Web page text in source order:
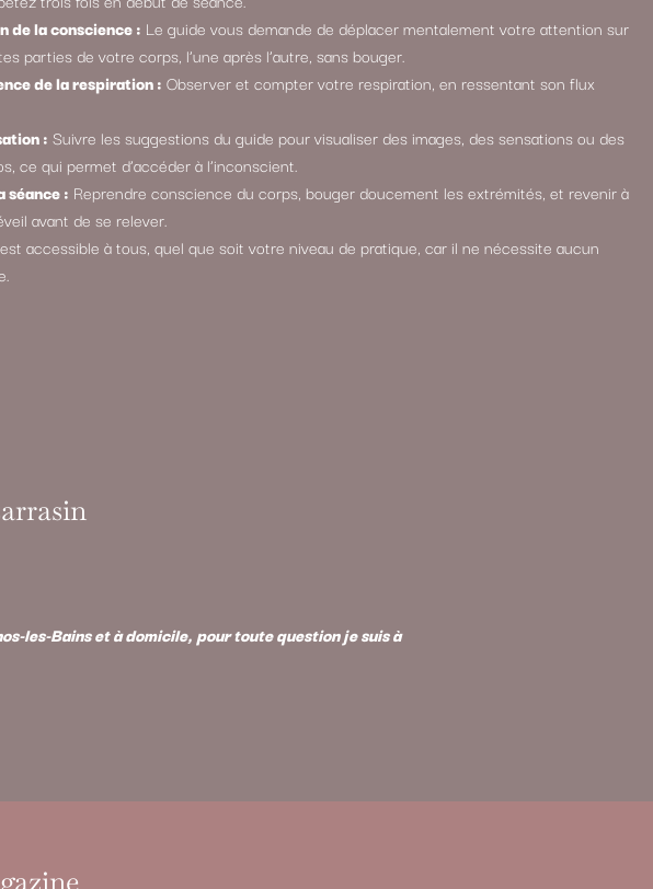
de la conscience : Le guide vous demande de déplacer mentalement votre attention sur
parties de votre corps, l’une après l’autre, sans bouger.
de la respiration : Observer et compter votre respiration, en ressentant son flux
: Suivre les suggestions du guide pour visualiser des images, des sensations ou des
ce qui permet d’accéder à l’inconscient.
séance : Reprendre conscience du corps, bouger doucement les extrémités, et revenir à
avant de se relever.
accessible à tous, quel que soit votre niveau de pratique, car il ne nécessite aucun
les-Bains et à domicile, pour toute question je suis à